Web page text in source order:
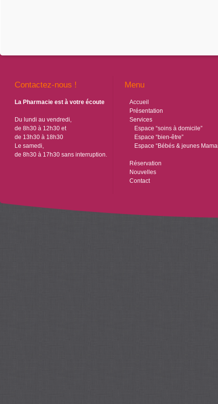
Contactez-nous !
La Pharmacie est à votre écoute
Du lundi au vendredi,
de 8h30 à 12h30 et
de 13h30 à 18h30
Le samedi,
de 8h30 à 17h30 sans interruption.
Menu
Accueil
Présentation
Services
Espace “soins à domicile”
Espace “bien-être”
Espace “Bébés & jeunes
Réservation
Nouvelles
Contact